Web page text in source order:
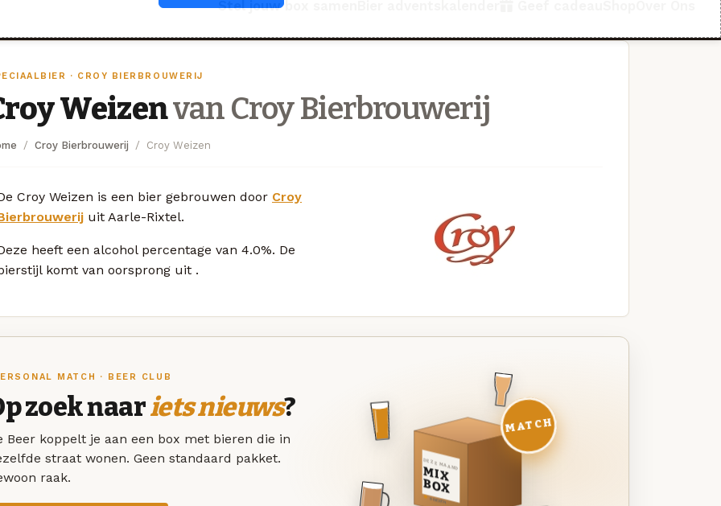
Stel jouw box samen
· CROY BIERBROUWERIJ
Weizenvan Croy Bierbrouwerij
Croy Bierbrouwerij Croy Weizen
Croy Weizen is een bier gebrouwen door Croy
uit Aarle-Rixtel.
heeft een alcohol percentage van 4.0%. De
komt van oorsprong uit .
MATCH · BEER CLUB
zoek naariets nieuws?
Beer koppelt je aan een box met bieren die in
straat wonen. Geen standaard pakket.
raak.
DEZE MAAND
MIX
BOX
8 BIEREN
MATCH